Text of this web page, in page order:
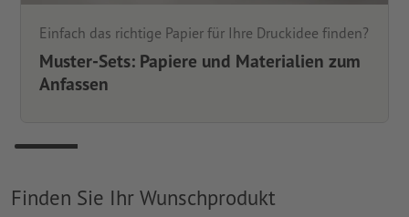
Einfach das richtige Papier für Ihre Druckidee finden?
Muster-Sets: Papiere und Materialien zum
Anfassen
Finden Sie Ihr Wunschprodukt